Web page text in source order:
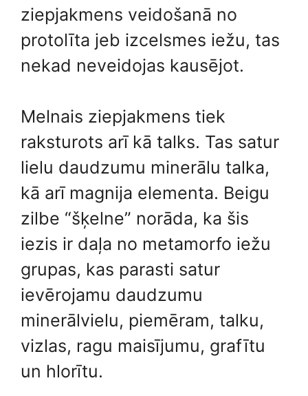
ziepjakmens veidošanā no
protolīta jeb izcelsmes iežu, tas
nekad neveidojas kausējot.
Melnais ziepjakmens tiek
raksturots arī kā talks. Tas satur
lielu daudzumu minerālu talka,
kā arī magnija elementa. Beigu
zilbe “šķelne” norāda, ka šis
iezis ir daļa no metamorfo iežu
grupas, kas parasti satur
ievērojamu daudzumu
minerālvielu, piemēram, talku,
vizlas, ragu maisījumu, grafītu
un hlorītu.